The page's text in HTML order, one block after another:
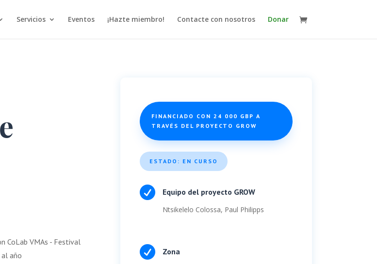
Servicios Eventos ¡Hazte miembro! Contacte con nosotros Donar
CoLab VMAs - Festival
año
FINANCIADO CON 24 000 GBP A
TRAVÉS DEL PROYECTO GROW
ESTADO: EN CURSO
 Equipo del proyecto GROW
Ntsikelelo Colossa, Paul Philipps
 Zona